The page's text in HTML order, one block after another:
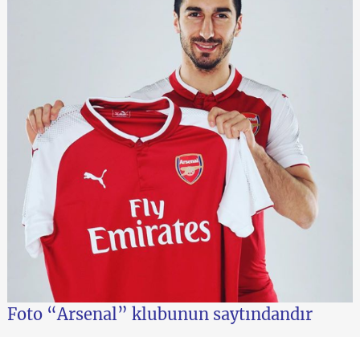
Foto “Arsenal” klubunun saytındandır